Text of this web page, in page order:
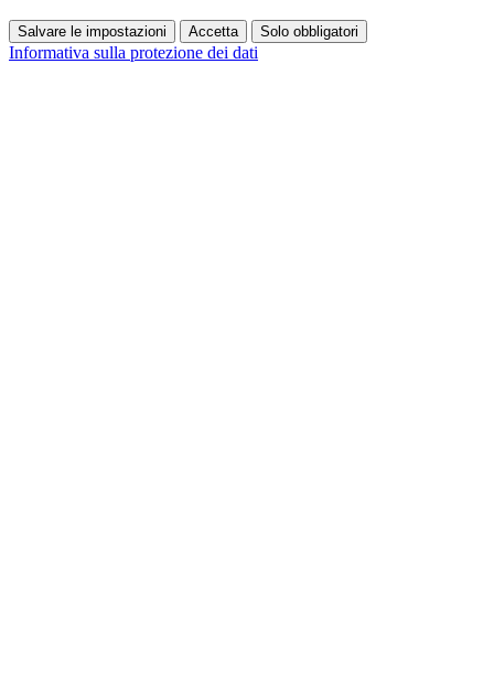
Salvare le impostazioni Accetta Solo obbligatori
Informativa sulla protezione dei dati